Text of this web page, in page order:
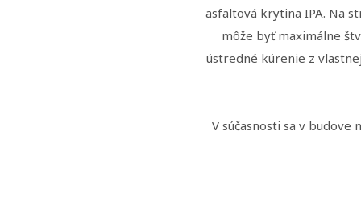
asfaltová krytina IPA. Na
môže byť maximálne
ústredné kúrenie z
V súčasnosti sa v